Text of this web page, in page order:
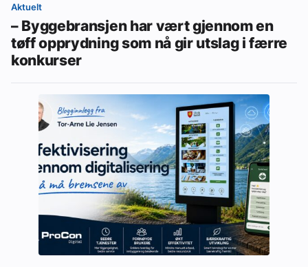
Aktuelt
– Byggebransjen har vært gjennom en
tøff opprydning som nå gir utslag i færre
konkurser